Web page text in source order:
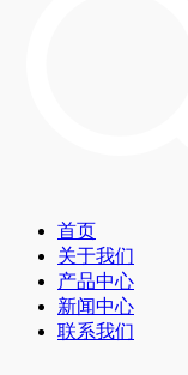
首页
关于我们
产品中心
新闻中心
联系我们